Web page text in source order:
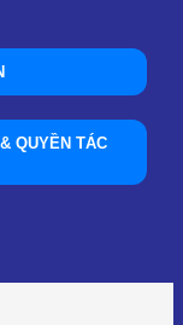
QUYỀN TÁC